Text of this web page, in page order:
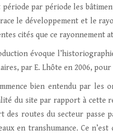
par période les
le développement et le
cités que ce rayonnement
évoque
par E. Lhôte en 2006,
bien entendu par les
du site par rapport à cette
des routes du secteur passe
en transhumance. Ce n’est